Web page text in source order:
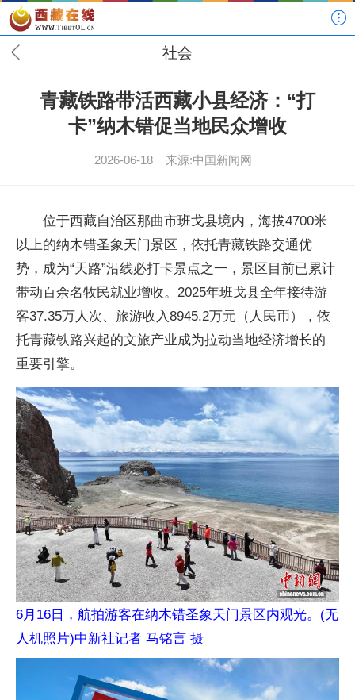
社会
青藏铁路带活西藏小县经济：“打
卡”纳木错促当地民众增收
2026-06-18 来源:中国新闻网
位于西藏自治区那曲市班戈县境内，海拔4700米
以上的纳木错圣象天门景区，依托青藏铁路交通优
势，成为“天路”沿线必打卡景点之一，景区目前已累计
带动百余名牧民就业增收。2025年班戈县全年接待游
客37.35万人次、旅游收入8945.2万元（人民币），依
托青藏铁路兴起的文旅产业成为拉动当地经济增长的
重要引擎。
6月16日，航拍游客在纳木错圣象天门景区内观光。(无
人机照片)中新社记者 马铭言 摄